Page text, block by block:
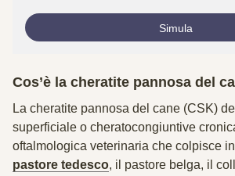
Simula
Cos’è la cheratite pannosa del
La cheratite pannosa del cane (CSK)
superficiale o cheratocongiuntive
oftalmologica veterinaria che colpisce
pastore tedesco, il pastore belga, il